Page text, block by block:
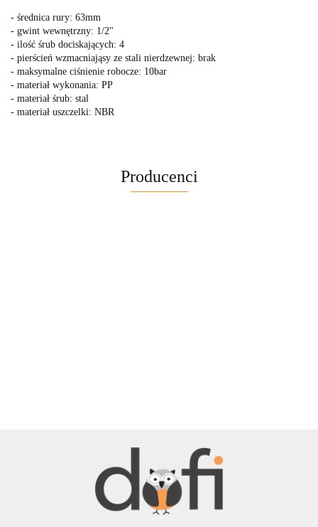
- średnica rury: 63mm
- gwint wewnętrzny: 1/2"
- ilość śrub dociskających: 4
- pierścień wzmacniająsy ze stali nierdzewnej: brak
- maksymalne ciśnienie robocze: 10bar
- materiał wykonania: PP
- materiał śrub: stal
- materiał uszczelki: NBR
Producenci
BENASSI/GALGI